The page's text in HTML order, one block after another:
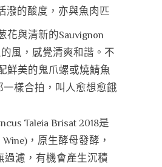
潑的酸度，亦與魚肉匹
花與清新的Sauvignon
風，感覺清爽和諧。不
鮮美的鬼爪螺或燒鯖魚
一樣合拍，叫人愈想愈餓
Taleia Brisat 2018是
，原生酵母發酵，
過濾，有機會產生沉積